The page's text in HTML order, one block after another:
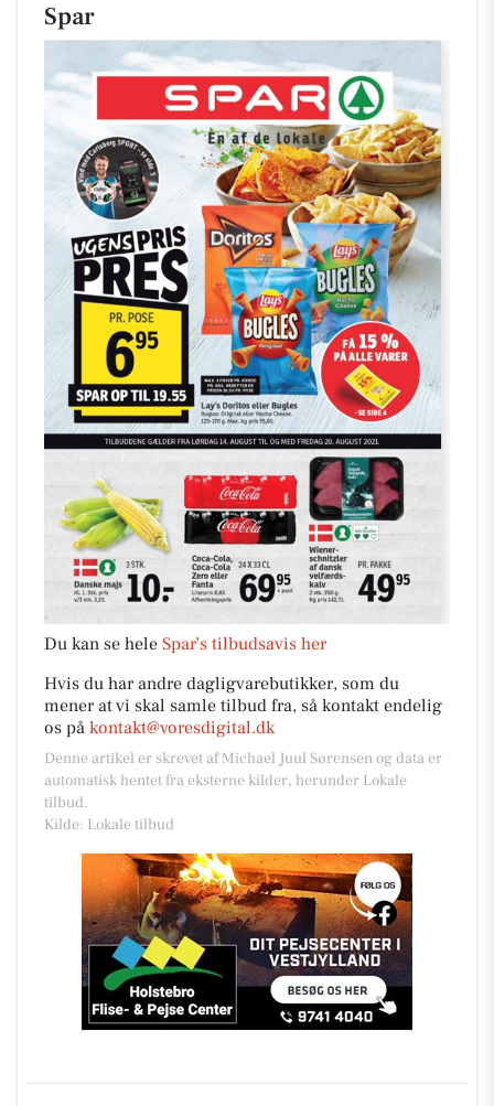
Spar
Du kan se hele Spar’s tilbudsavis her
Hvis du har andre dagligvarebutikker, som du
mener at vi skal samle tilbud fra, så kontakt endelig
os på kontakt@voresdigital.dk
Denne artikel er skrevet af Michael Juul Sørensen og data er
automatisk hentet fra eksterne kilder, herunder Lokale
tilbud.
Kilde: Lokale tilbud